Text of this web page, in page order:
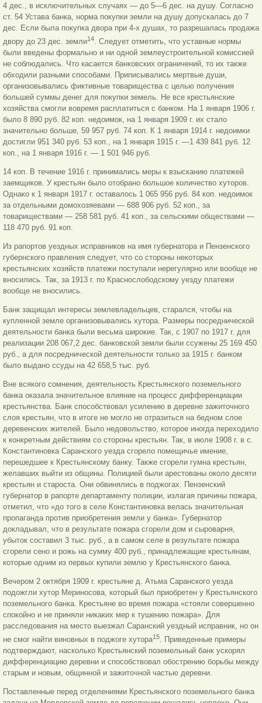
4 дес., в исключительных случаях — до 5—6 дес. на душу. Согласно
ст. 54 Устава банка, норма покупки земли на душу допускалась до 7
дес. Если была покупка двора при 4-х душах, то разрешалась продажа
двору до 23 дес. земли14
. Следует отметить, что уставные нормы
были введены формально и ни одной землеустроительной комиссией
не соблюдались. Что касается банковских ограничений, то их также
обходили разными способами. Приписывались мертвые души,
организовывались фиктивные товарищества с целью получения
большей суммы денег для покупки земель. Не все крестьянские
хозяйства смогли вовремя расплатиться с банком. На 1 января 1906 г.
было 8 890 руб. 82 коп. недоимок, на 1 января 1909 г. их стало
значительно больше, 59 957 руб. 74 коп. К 1 января 1914 г. недоимки
достигли 951 340 руб. 53 коп., на 1 января 1915 г. —1 439 841 руб. 12
коп., на 1 января 1916 г. — 1 501 946 руб.
14 коп. В течение 1916 г. принимались меры к взысканию платежей
заемщиков. У крестьян было отобрано большое количество хуторов.
Однако к 1 января 1917 г. оставалось 1 065 956 руб. 84 коп. недоимок
за отдельными домохозяевами — 688 906 руб. 52 коп., за
товариществами — 258 581 руб. 41 коп., за сельскими обществами —
118 470 руб. 91 коп.
Из рапортов уездных исправников на имя губернатора и Пензенского
губернского правления следует, что со стороны некоторых
крестьянских хозяйств платежи поступали нерегулярно или вообще не
вносились. Так, за 1913 г. по Краснослободскому уезду платежи
вообще не вносились.
Банк защищал интересы землевладельцев, старался, чтобы на
купленной земле организовывались хутора. Размеры посреднической
деятельности банка были весьма широкие. Так, с 1907 по 1917 г. для
реализации 208 067,2 дес. банковской земли были ссужены 25 169 450
руб., а для посреднической деятельности только за 1915 г. банком
было выдано ссуды на 42 658,5 тыс. руб.
Вне всякого сомнения, деятельность Крестьянского поземельного
банка оказала значительное влияние на процесс дифференциации
крестьянства. Банк способствовал усилению в деревне зажиточного
слоя крестьян, что в итоге не могло не отразиться на бедном слое
деревенских жителей. Было недовольство, которое иногда переходило
к конкретным действиям со стороны крестьян. Так, в июле 1908 г. в с.
Константиновка Саранского уезда сгорело помещичье имение,
перешедшее к Крестьянскому банку. Также сгорели гумна крестьян,
желавших выйти из общины. Полицией были арестованы около десяти
крестьян и староста. Они обвинялись в поджогах. Пензенский
губернатор в рапорте департаменту полиции, излагая причины пожара,
отметил, что «до того в селе Константиновка велась значительная
пропаганда против приобретения земли у банка». Губернатор
докладывал, что в результате пожара сгорели дом и сыроварня,
убыток составил 3 тыс. руб., а в самом селе в результате пожара
сгорели сено и рожь на сумму 400 руб., принадлежащие крестьянам,
которые одним из первых купили землю у Крестьянского банка.
Вечером 2 октября 1909 г. крестьяне д. Атьма Саранского уезда
подожгли хутор Мериносова, который был приобретен у Крестьянского
поземельного банка. Крестьяне во время пожара «стояли совершенно
спокойно и не приняли никаких мер к тушению пожара». Для
расследования на место выезжал Саранский уездный исправник, но он
не смог найти виновных в поджоге хутора15. Приведенные примеры
подтверждают, насколько Крестьянский поземельный банк ускорял
дифференциацию деревни и способствовал обострению борьбы между
старым и новым, общинной и зажиточной частью деревни.
Поставленные перед отделениями Крестьянского поземельного банка